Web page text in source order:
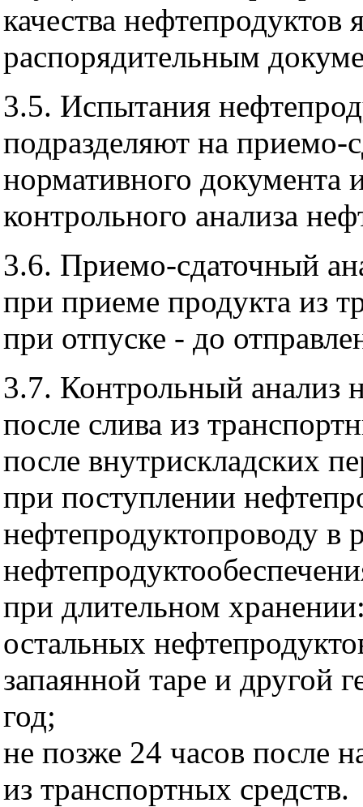
качества нефтепродуктов
распорядительным
3.5. Испытания
подразделяют на приемо-
нормативного
контрольного анализа
3.6. Приемо-сдаточный
при приеме продукта из
при отпуске - до
3.7. Контрольный анализ
после слива из
после внутрискладских
при поступлении
нефтепродуктопроводу в
при длительном
остальных
запаянной таре и другой
год;
не позже 24 часов после
из транспортных средств.